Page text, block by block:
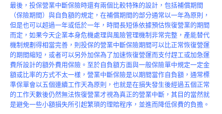
最後，投保營業中斷保險時還有兩個比較特殊的設計，包括補償期間
（保險期間）與自負額的規定，在補償期間的部分通常以一年為原則，
但是也可以超過一年或低於一年，時間長短係依據預估恢復營業的期間
而定，如果今天企業本身危機處理與風險管理機制非常完整，產能替代
機制規劃得相當完善，則投保的營業中斷保險期間可以比正常恢復營運
的期間縮短，或者可以另外加保為了加速恢復營運而支付趕工或加急運
費所設計的額外費用保險。至於自負額方面與一般保險單中規定一定金
額或比率的方式不太一樣，營業中斷保險是以期間當作自負額，通常標
準保單會以五個連續工作天為原則，也就是在損失發生後經過五個正常
的工作天數後仍然無法恢復營業才視為真正的營業中斷，其目的當然就
是避免一些小額損失所引起繁瑣的理賠程序，並進而降低保費的負擔。